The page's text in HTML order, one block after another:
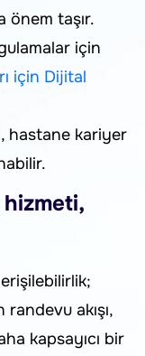
önem taşır.
için
için Dijital
hastane kariyer
akışı,
kapsayıcı bir